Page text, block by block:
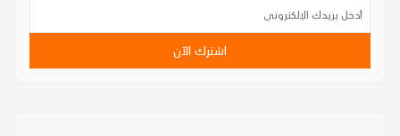
اشترك الآن